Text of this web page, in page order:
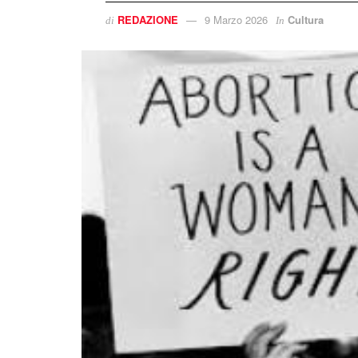
di REDAZIONE 9 Marzo 2026 In Cultura